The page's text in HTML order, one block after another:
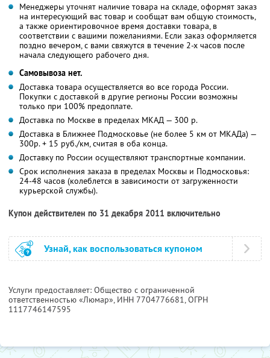
Менеджеры уточнят наличие товара на складе, оформят заказ
на интересующий вас товар и сообщат вам общую стоимость,
а также ориентировочное время доставки товара, в
соответствии с вашими пожеланиями. Если заказ оформляется
поздно вечером, с вами свяжутся в течение 2-х часов после
начала следующего рабочего дня.
Самовывоза нет.
Доставка товара осуществляется во все города России.
Покупки с доставкой в другие регионы России возможны
только при 100% предоплате.
Доставка по Москве в пределах МКАД — 300 р.
Доставка в Ближнее Подмосковье (не более 5 км от МКАДа) —
300р. + 15 руб./км, считая в оба конца.
Доставку по России осуществляют транспортные компании.
Срок исполнения заказа в пределах Москвы и Подмосковья:
24-48 часов (колеблется в зависимости от загруженности
курьерской службы).
Купон действителен по 31 декабря 2011 включительно
Узнай, как воспользоваться купоном
Услуги предоставляет: Общество с ограниченной
ответственностью «Люмар», ИНН 7704776681, ОГРН
1117746147595